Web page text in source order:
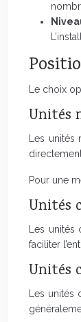
Le choix
Unités
Les
Pour une
Unités
Les
faciliter
Unités
Les